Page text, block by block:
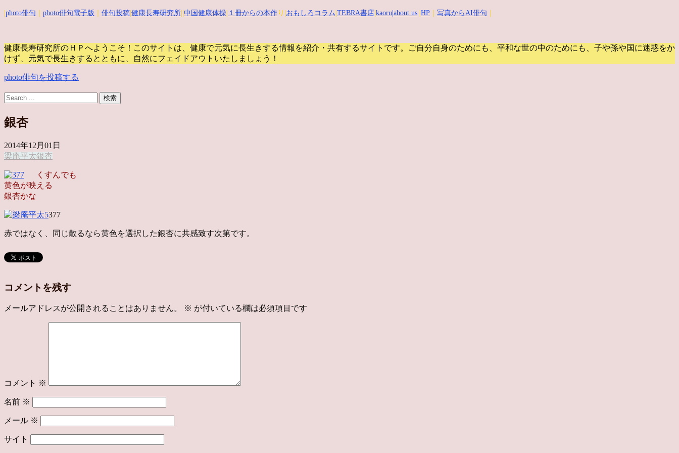
photo俳句 photo俳句電子版 俳句投稿 健康長寿研究所 中国健康体操 １冊からの本作 り| おもしろコラム TEBRA書店 kaoru |about us HP 写真からAI俳句
健康長寿研究所のＨＰへようこそ！このサイトは、健康で元気に長生きする情報を紹介・共有するサイトです。
ご自分自身のためにも、平和な世の中のためにも、子や孫や国に迷惑をか
けず、元気で長生きするとともに、自然にフェイドアウトいたしましょう！
photo俳句を投稿する
銀杏
2014年12月01日
梁庵平太銀杏
くすんでも
黄色が映える
銀杏かな
377
赤ではなく、同じ散るなら黄色を選択した銀杏に共感致す次第です。
コメントを残す
メールアドレスが公開されることはありません。 ※ が付いている欄は必須項目です
コメント ※
名前 ※
メール ※
サイト